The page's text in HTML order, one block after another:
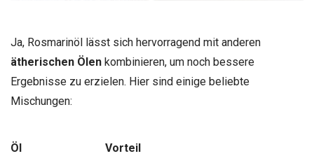
Ja, Rosmarinöl lässt sich hervorragend mit anderen
ätherischen Ölen kombinieren, um noch bessere
Ergebnisse zu erzielen. Hier sind einige beliebte
Mischungen:
Öl Vorteil